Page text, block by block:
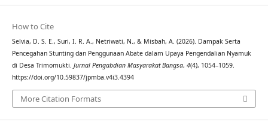
How to Cite
Selvia, D. S. E., Suri, I. R. A., Netriwati, N., & Misbah, A. (2026). Dampak Serta
Pencegahan Stunting dan Penggunaan Abate dalam Upaya Pengendalian Nyamuk
di Desa Trimomukti. Jurnal Pengabdian Masyarakat Bangsa, 4(4), 1054–1059.
https://doi.org/10.59837/jpmba.v4i3.4394
More Citation Formats